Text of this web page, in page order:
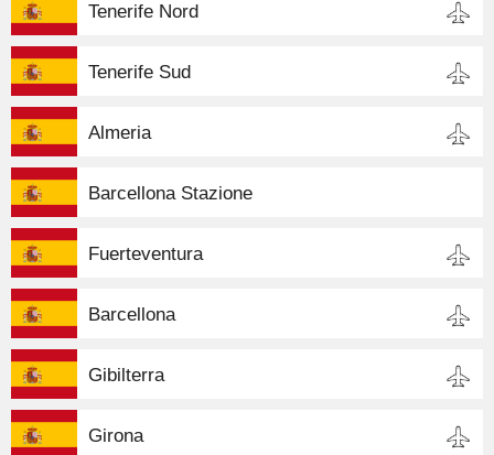
Tenerife Nord
Tenerife Sud
Almeria
Barcellona Stazione
Fuerteventura
Barcellona
Gibilterra
Girona